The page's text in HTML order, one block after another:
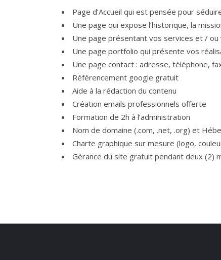
Page d’Accueil qui est pensée pour
Une page qui expose l’historique, la
Une page présentant vos services et /
Une page portfolio qui présente vos
Une page contact : adresse, téléphone,
Référencement google gratuit
Aide à la rédaction du contenu
Création emails professionnels offerte
Formation de 2h à l’administration
Nom de domaine (.com, .net, .org) et
Charte graphique sur mesure (logo,
Gérance du site gratuit pendant deux (2)